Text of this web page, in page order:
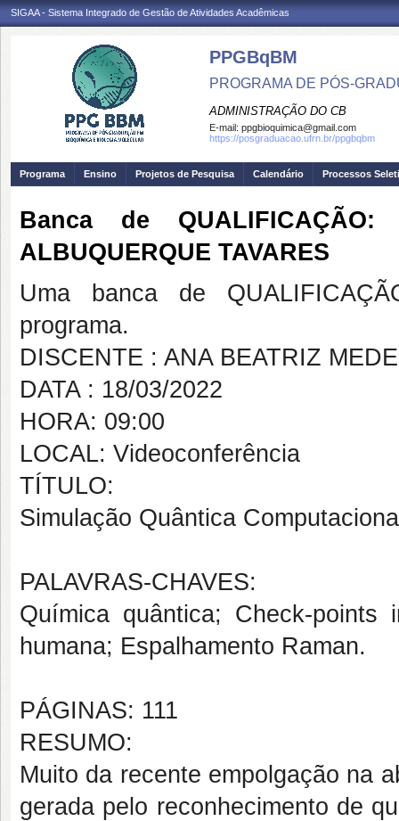
SIGAA - Sistema Integrado de Gestão de Atividades Acadêmicas
PPGBqBM
PROGRAMA DE PÓS-
ADMINISTRAÇÃO DO CB
E-mail: ppgbioquimica@gmail.com
https://posgraduacao.ufrn.br/ppgbqbm
Programa Ensino Projetos de Pesquisa Calendário Processos
Banca de
ALBUQUERQUE TAVARES
Uma banca de
programa.
DISCENTE : ANA BEATRIZ
DATA : 18/03/2022
HORA: 09:00
LOCAL: Videoconferência
TÍTULO:
Simulação Quântica
PALAVRAS-CHAVES:
Química quântica; Check-points
humana; Espalhamento Raman.
PÁGINAS: 111
RESUMO:
Muito da recente empolgação na
gerada pelo reconhecimento de